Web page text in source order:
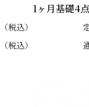
（税込）
（税込）
1ヶ月基礎4